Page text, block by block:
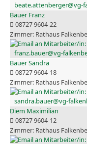
beate.attenberger@vg-
Bauer Franz
08727 9604-22
Rathaus
franz.bauer@vg-
Bauer Sandra
08727 9604-18
Rathaus
sandra.bauer@vg-
Diem Maximilian
08727 9604-12
Rathaus